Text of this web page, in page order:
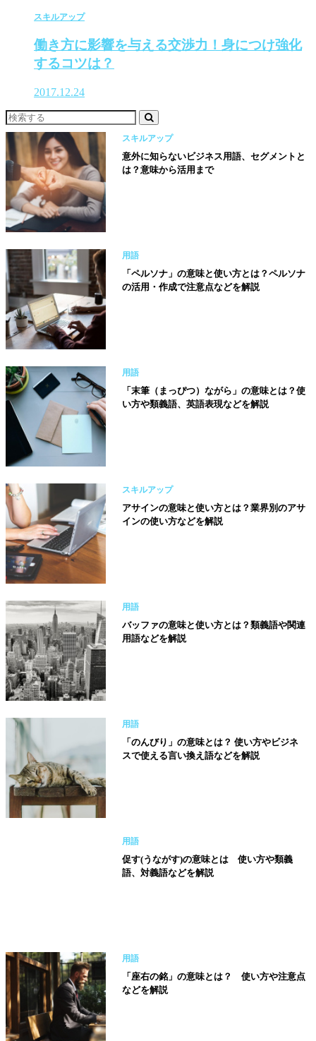
スキルアップ
働き方に影響を与える交渉力！身につけ強化
するコツは？
2017.12.24
スキルアップ
意外に知らないビジネス用語、セグメントと
は？意味から活用まで
用語
「ペルソナ」の意味と使い方とは？ペルソナ
の活用・作成で注意点などを解説
用語
「末筆（まっぴつ）ながら」の意味とは？使
い方や類義語、英語表現などを解説
スキルアップ
アサインの意味と使い方とは？業界別のアサ
インの使い方などを解説
用語
バッファの意味と使い方とは？類義語や関連
用語などを解説
用語
「のんびり」の意味とは？ 使い方やビジネ
スで使える言い換え語などを解説
用語
促す(うながす)の意味とは 使い方や類義
語、対義語などを解説
用語
「座右の銘」の意味とは？ 使い方や注意点
などを解説